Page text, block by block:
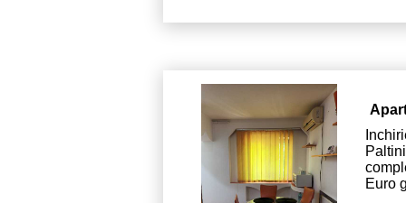
Euro